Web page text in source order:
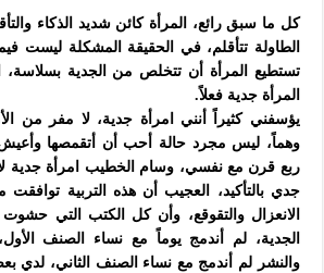
كل ما سبق رائع، المرأة كائن شديد الذكاء
الطاولة تتأقلم، في الحقيقة المشكلة ليست
تستطيع المرأة أن تتخلص من الجدية
المرأة جدية فعلاً.
يؤسفني كثيراً أنني امرأة جدية، لا مفر من
وهماً، ليس مجرد حالة أحب أن أتقمصها
ربع قرن مع نفسي، وسام الخطيب امرأة جدية
جدي بالتأكيد، العجيب أن هذه التربية
الانعزال والتقوقع، وأن كل الكتب التي
الجدية، لم أندمج يوماً مع نساء الصنف
والنشر لم أندمج مع نساء الصنف الثاني، لدي